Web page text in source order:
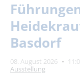
Basdorf
08. August 2026
Ausstellung